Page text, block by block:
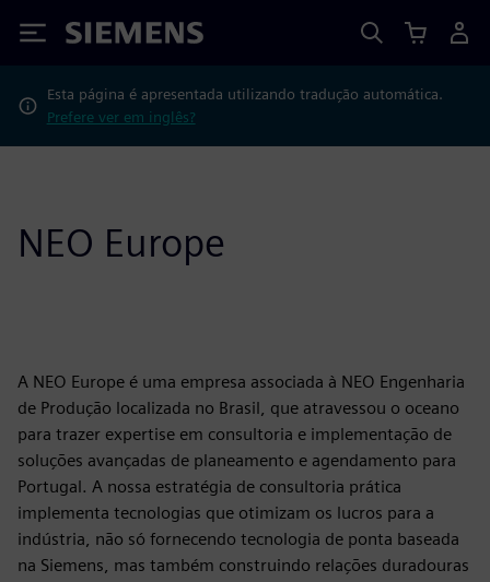
Siemens
Esta página é apresentada utilizando tradução automática.
Prefere ver em inglês?
NEO Europe
A NEO Europe é uma empresa associada à NEO Engenharia
de Produção localizada no Brasil, que atravessou o oceano
para trazer expertise em consultoria e implementação de
soluções avançadas de planeamento e agendamento para
Portugal. A nossa estratégia de consultoria prática
implementa tecnologias que otimizam os lucros para a
indústria, não só fornecendo tecnologia de ponta baseada
na Siemens, mas também construindo relações duradouras